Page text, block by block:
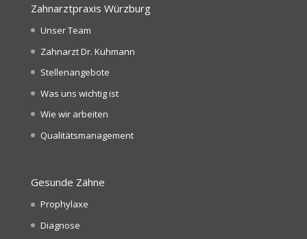
Zahnarztpraxis Würzburg
Unser Team
Zahnarzt Dr. Kuhmann
Stellenangebote
Was uns wichtig ist
Wie wir arbeiten
Qualitätsmanagement
Gesunde Zähne
Prophylaxe
Diagnose